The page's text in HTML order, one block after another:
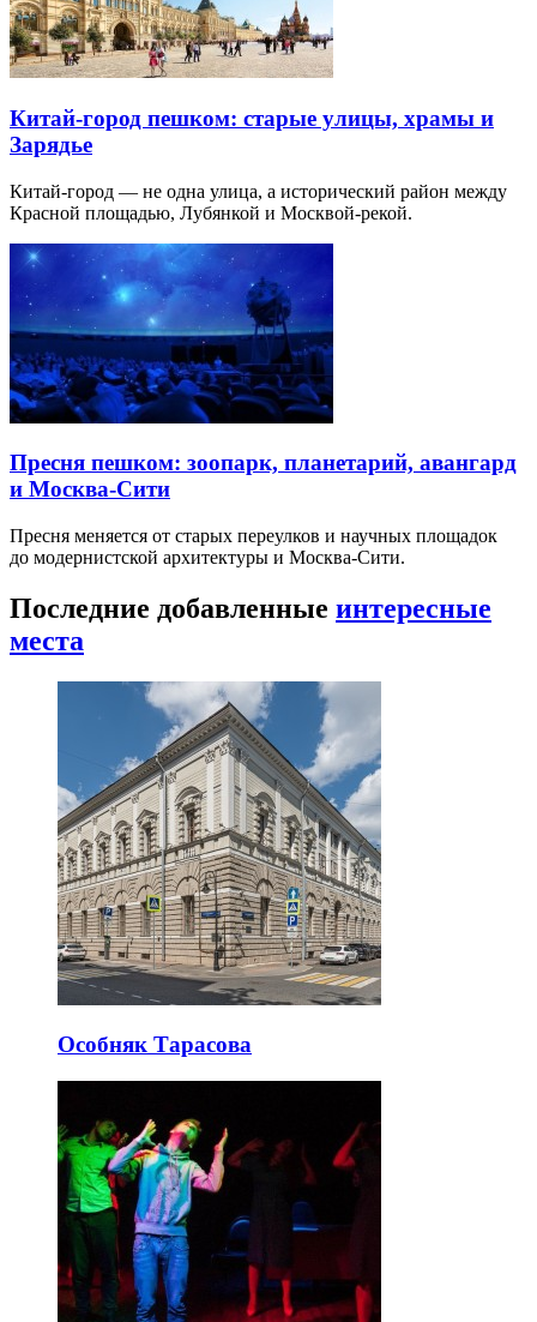
Китай-город пешком: старые улицы, храмы и
Зарядье
Китай-город — не одна улица, а исторический район между
Красной площадью, Лубянкой и Москвой-рекой.
Пресня пешком: зоопарк, планетарий, авангард
и Москва-Сити
Пресня меняется от старых переулков и научных площадок
до модернистской архитектуры и Москва-Сити.
Последние добавленные интересные
места
Особняк Тарасова